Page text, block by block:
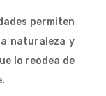
permiten
naturaleza y
lo reodea de